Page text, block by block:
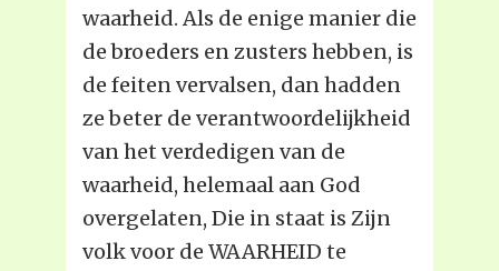
waarheid. Als de enige manier die
de broeders en zusters hebben, is
de feiten vervalsen, dan hadden
ze beter de verantwoordelijkheid
van het verdedigen van de
waarheid, helemaal aan God
overgelaten, Die in staat is Zijn
volk voor de WAARHEID te